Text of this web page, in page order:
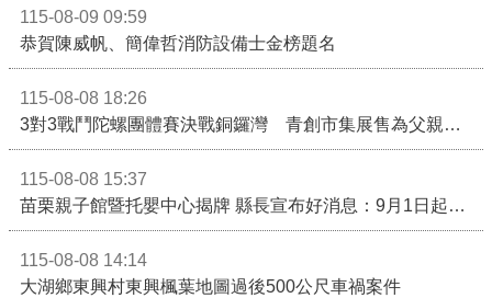
115-08-09 09:59
恭賀陳威帆、簡偉哲消防設備士金榜題名
115-08-08 18:26
3對3戰鬥陀螺團體賽決戰銅鑼灣 青創市集展售為父親節增添繽紛
115-08-08 15:37
苗栗親子館暨托嬰中心揭牌 縣長宣布好消息：9月1日起調降臨時托嬰費用
115-08-08 14:14
大湖鄉東興村東興楓葉地圖過後500公尺車禍案件